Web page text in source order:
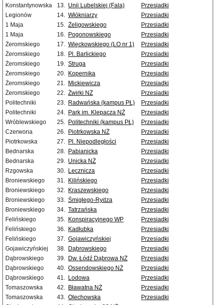
Konstantynowska
13. Unii Lubelskiej (Fala)
Przesiadki
Legionów
14. Włókniarzy
Przesiadki
1 Maja
15. Żeligowskiego
Przesiadki
1 Maja
16. Pogonowskiego
Przesiadki
Żeromskiego
17. Więckowskiego (LO nr 1)
Przesiadki
Żeromskiego
18. Pl. Barlickiego
Przesiadki
Żeromskiego
19. Struga
Przesiadki
Żeromskiego
20. Kopernika
Przesiadki
Żeromskiego
21. Mickiewicza
Przesiadki
Żeromskiego
22. Żwirki NŻ
Przesiadki
Politechniki
23. Radwańska (kampus PŁ)
Przesiadki
Politechniki
24. Park im. Klepacza NŻ
Przesiadki
Wróblewskiego
25. Politechniki (kampus PŁ)
Przesiadki
Czerwona
26. Piotrkowska NŻ
Przesiadki
Piotrkowska
27. Pl. Niepodległości
Przesiadki
Bednarska
28. Pabianicka
Przesiadki
Bednarska
29. Unicka NŻ
Przesiadki
Rzgowska
30. Lecznicza
Przesiadki
Broniewskiego
31. Kilińskiego
Przesiadki
Broniewskiego
32. Kraszewskiego
Przesiadki
Broniewskiego
33. Śmigłego-Rydza
Przesiadki
Broniewskiego
34. Tatrzańska
Przesiadki
Felińskiego
35. Konspiracyjnego WP
Przesiadki
Felińskiego
36. Kadłubka
Przesiadki
Felińskiego
37. Gojawiczyńskiej
Przesiadki
Gojawiczyńskiej
38. Dąbrowskiego
Przesiadki
Dąbrowskiego
39. Dw. Łódź Dąbrowa NŻ
Przesiadki
Dąbrowskiego
40. Ossendowskiego NŻ
Przesiadki
Dąbrowskiego
41. Lodowa
Przesiadki
Tomaszowska
42. Bławatna NŻ
Przesiadki
Tomaszowska
43. Olechowska
Przesiadki